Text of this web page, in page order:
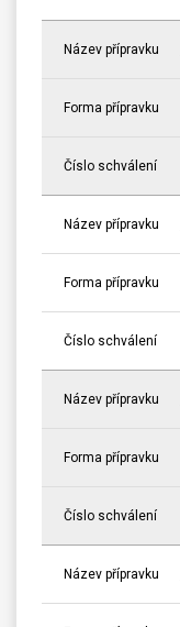
Název přípravku
Forma přípravku
Číslo schválení
Název přípravku
Forma přípravku
Číslo schválení
Název přípravku
Forma přípravku
Číslo schválení
Název přípravku